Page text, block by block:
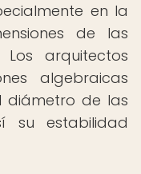
en la
de las
arquitectos
algebraicas
de las
su estabilidad